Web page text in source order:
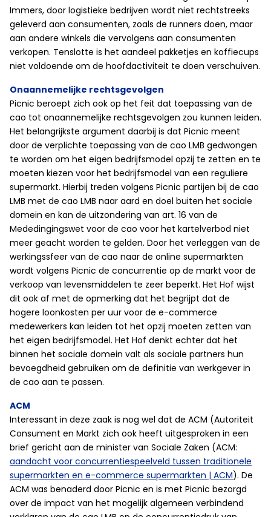
Immers, door logistieke bedrijven wordt niet rechtstreeks
geleverd aan consumenten, zoals de runners doen, maar
aan andere winkels die vervolgens aan consumenten
verkopen. Tenslotte is het aandeel pakketjes en koffiecups
niet voldoende om de hoofdactiviteit te doen verschuiven.
Onaannemelijke rechtsgevolgen
Picnic beroept zich ook op het feit dat toepassing van de
cao tot onaannemelijke rechtsgevolgen zou kunnen leiden.
Het belangrijkste argument daarbij is dat Picnic meent
door de verplichte toepassing van de cao LMB gedwongen
te worden om het eigen bedrijfsmodel opzij te zetten en te
moeten kiezen voor het bedrijfsmodel van een reguliere
supermarkt. Hierbij treden volgens Picnic partijen bij de cao
LMB met de cao LMB naar aard en doel buiten het sociale
domein en kan de uitzondering van art. 16 van de
Mededingingswet voor de cao voor het kartelverbod niet
meer geacht worden te gelden. Door het verleggen van de
werkingssfeer van de cao naar de online supermarkten
wordt volgens Picnic de concurrentie op de markt voor de
verkoop van levensmiddelen te zeer beperkt. Het Hof wijst
dit ook af met de opmerking dat het begrijpt dat de
hogere loonkosten per uur voor de e-commerce
medewerkers kan leiden tot het opzij moeten zetten van
het eigen bedrijfsmodel. Het Hof denkt echter dat het
binnen het sociale domein valt als sociale partners hun
bevoegdheid gebruiken om de definitie van werkgever in
de cao aan te passen.
ACM
Interessant in deze zaak is nog wel dat de ACM (Autoriteit
Consument en Markt zich ook heeft uitgesproken in een
brief gericht aan de minister van Sociale Zaken (ACM:
aandacht voor concurrentiespeelveld tussen traditionele
supermarkten en e-commerce supermarkten | ACM). De
ACM was benaderd door Picnic en is met Picnic bezorgd
over de impact van het mogelijk algemeen verbindend